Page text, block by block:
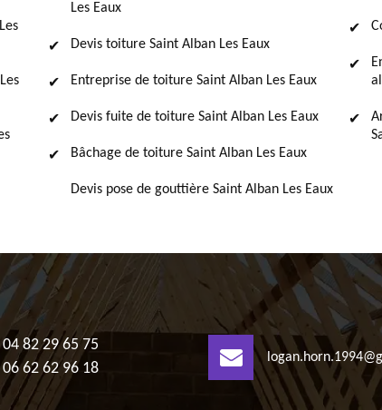
Les Eaux
Devis toiture Saint Alban Les Eaux
Entreprise de toiture Saint Alban Les Eaux
Devis fuite de toiture Saint Alban Les Eaux
Bâchage de toiture Saint Alban Les Eaux
Devis pose de gouttière Saint Alban Les Eaux
04 82 29 65 75
06 62 62 96 18